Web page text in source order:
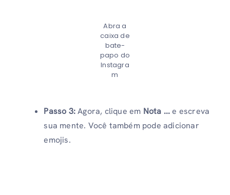
Abra a
caixa de
bate-
papo do
Instagra
m
Passo 3:Agora, clique em Nota ...e escreva
sua mente. Você também pode adicionar
emojis.